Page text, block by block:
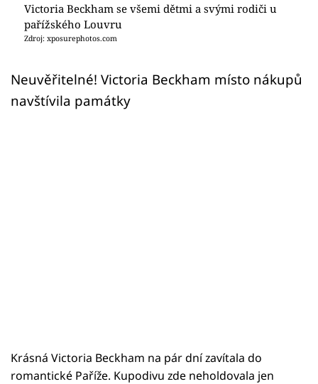
Přihlášení
Sledujte nás
Victoria Beckham se všemi dětmi a svými rodiči u
pařížského Louvru
Zdroj: xposurephotos.com
Neuvěřitelné! Victoria Beckham místo nákupů
navštívila památky
Krásná Victoria Beckham na pár dní zavítala do
romantické Paříže. Kupodivu zde neholdovala jen